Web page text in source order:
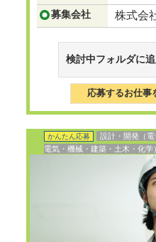
募集会社 株式会
検討中フォルダに
応募するお仕事
かんたん応募
設計・開発（電
電気・機械・建築・土木・化学）